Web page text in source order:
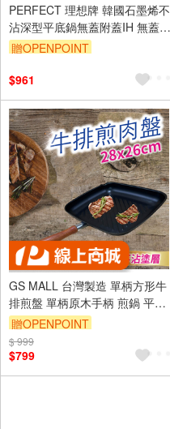
PERFECT 理想牌 韓國石墨烯不
沾深型平底鍋無蓋附蓋IH 無蓋
30cm-Leidea樂德兒
贈OPENPOINT
$961
GS MALL 台灣製造 單柄方形牛
排煎盤 單柄原木手柄 煎鍋 平底
鍋 不沾鍋 中鋼碳鋼 鐵鍋 鍋具 牛
排鍋 煎牛排
贈OPENPOINT
$ 999
$799